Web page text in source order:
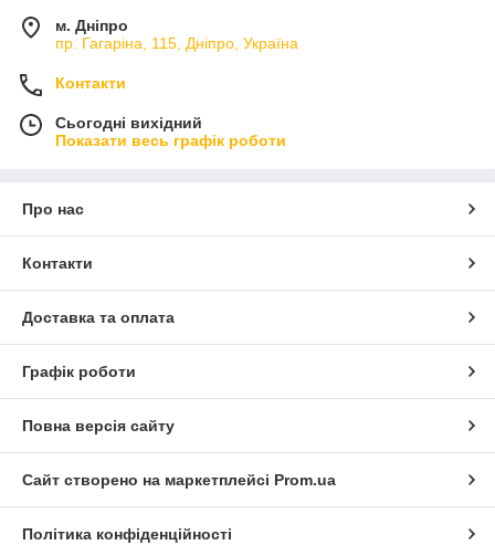
м. Дніпро
пр. Гагаріна, 115, Дніпро, Україна
Контакти
Сьогодні вихідний
Показати весь графік роботи
Про нас
Контакти
Доставка та оплата
Графік роботи
Повна версія сайту
Сайт створено на маркетплейсі Prom.ua
Політика конфіденційності